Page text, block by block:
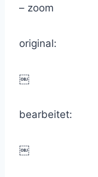
– zoom
original:
￼
bearbeitet:
￼